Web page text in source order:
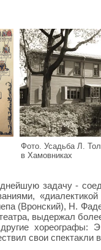
Фото. Усадьба Л.
в Хамовниках
задачу -
(Вронский), Н.
выдержал
свои спектакли